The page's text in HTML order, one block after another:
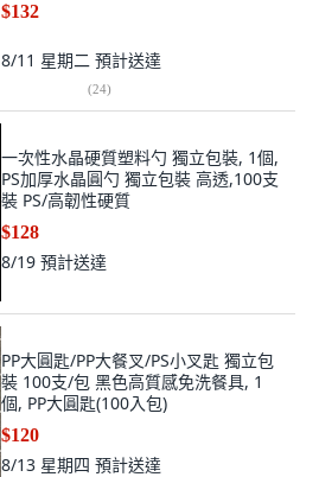
$132
8/11 星期二 預計送達
(24)
一次性水晶硬質塑料勺 獨立包裝, 1個,
PS加厚水晶圓勺 獨立包裝 高透,100支
裝 PS/高韌性硬質
$128
8/19 預計送達
PP大圓匙/PP大餐叉/PS小叉匙 獨立包
裝 100支/包 黑色高質感免洗餐具, 1
個, PP大圓匙(100入包)
$120
8/13 星期四 預計送達